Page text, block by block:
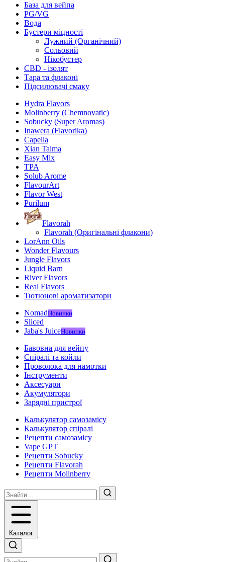
База для вейпа
PG/VG
Вода
Бустери міцності
Лужний (Органічний)
Сольовий
Нікобустер
CBD - ізолят
Тара та флаконі
Підсилювачі смаку
Hydra Flavors
Molinberry (Chemnovatic)
Sobucky (Super Aromas)
Inawera (Flavorika)
Capella
Xian Taima
Easy Mix
TPA
Solub Arome
FlavourArt
Flavor West
Purilum
Flavorah
Flavorah (Оригінальні флакони)
LorAnn Oils
Wonder Flavours
Jungle Flavors
Liquid Barn
River Flavors
Real Flavors
Тютюнові ароматизатори
NomadНовинки
Sliced
Jaba's JuiceНовинки
Бавовна для вейпу
Спіралі та койли
Проволока для намотки
Інструменти
Аксесуари
Акумулятори
Зарядні пристрої
Калькулятор самозамісу
Калькулятор спіралі
Рецепти самозамісу
Vape GPT
Рецепти Sobucky
Рецепти Flavorah
Рецепти Molinberry
Каталог